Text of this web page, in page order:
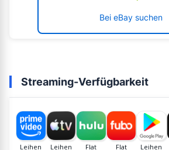
Bei eBay suchen
Streaming-Verfügbarkeit